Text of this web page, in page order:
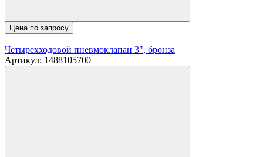
Цена по запросу
Четырехходовой пневмоклапан 3", бронза
Артикул: 1488105700